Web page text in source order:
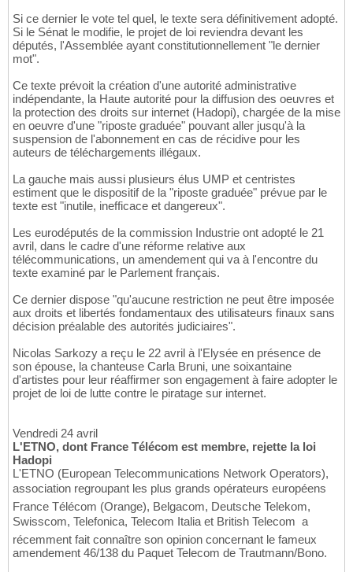
Si ce dernier le vote tel quel, le texte sera définitivement adopté.
Si le Sénat le modifie, le projet de loi reviendra devant les
députés, l'Assemblée ayant constitutionnellement "le dernier
mot".
Ce texte prévoit la création d'une autorité administrative
indépendante, la Haute autorité pour la diffusion des oeuvres et
la protection des droits sur internet (Hadopi), chargée de la mise
en oeuvre d'une "riposte graduée" pouvant aller jusqu'à la
suspension de l'abonnement en cas de récidive pour les
auteurs de téléchargements illégaux.
La gauche mais aussi plusieurs élus UMP et centristes
estiment que le dispositif de la "riposte graduée" prévue par le
texte est "inutile, inefficace et dangereux".
Les eurodéputés de la commission Industrie ont adopté le 21
avril, dans le cadre d'une réforme relative aux
télécommunications, un amendement qui va à l'encontre du
texte examiné par le Parlement français.
Ce dernier dispose "qu'aucune restriction ne peut être imposée
aux droits et libertés fondamentaux des utilisateurs finaux sans
décision préalable des autorités judiciaires".
Nicolas Sarkozy a reçu le 22 avril à l'Elysée en présence de
son épouse, la chanteuse Carla Bruni, une soixantaine
d'artistes pour leur réaffirmer son engagement à faire adopter le
projet de loi de lutte contre le piratage sur internet.
Vendredi 24 avril
L'ETNO, dont France Télécom est membre, rejette la loi
Hadopi
L'ETNO (European Telecommunications Network Operators),
association regroupant les plus grands opérateurs européens 
France Télécom (Orange), Belgacom, Deutsche Telekom,
Swisscom, Telefonica, Telecom Italia et British Telecom  a
récemment fait connaître son opinion concernant le fameux
amendement 46/138 du Paquet Telecom de Trautmann/Bono.